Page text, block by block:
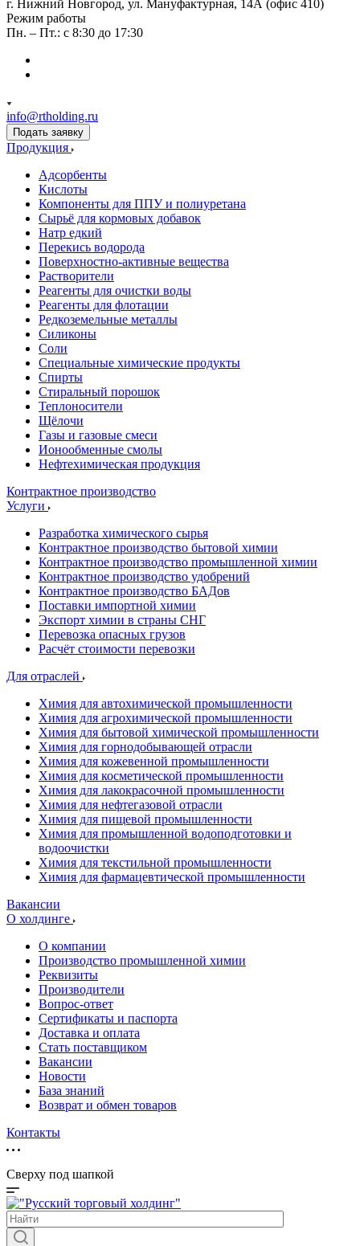
г. Нижний Новгород, ул. Мануфактурная, 14А (офис 410)
Режим работы
Пн. – Пт.: с 8:30 до 17:30
info@rtholding.ru
Подать заявку
Продукция
Адсорбенты
Кислоты
Компоненты для ППУ и полиуретана
Сырьё для кормовых добавок
Натр едкий
Перекись водорода
Поверхностно-активные вещества
Растворители
Реагенты для очистки воды
Реагенты для флотации
Редкоземельные металлы
Силиконы
Соли
Специальные химические продукты
Спирты
Стиральный порошок
Теплоносители
Щёлочи
Газы и газовые смеси
Ионообменные смолы
Нефтехимическая продукция
Контрактное производство
Услуги
Разработка химического сырья
Контрактное производство бытовой химии
Контрактное производство промышленной химии
Контрактное производство удобрений
Контрактное производство БАДов
Поставки импортной химии
Экспорт химии в страны СНГ
Перевозка опасных грузов
Расчёт стоимости перевозки
Для отраслей
Химия для автохимической промышленности
Химия для агрохимической промышленности
Химия для бытовой химической промышленности
Химия для горнодобывающей отрасли
Химия для кожевенной промышленности
Химия для косметической промышленности
Химия для лакокрасочной промышленности
Химия для нефтегазовой отрасли
Химия для пищевой промышленности
Химия для промышленной водоподготовки и
водоочистки
Химия для текстильной промышленности
Химия для фармацевтической промышленности
Вакансии
О холдинге
О компании
Производство промышленной химии
Реквизиты
Производители
Вопрос-ответ
Сертификаты и паспорта
Доставка и оплата
Стать поставщиком
Вакансии
Новости
База знаний
Возврат и обмен товаров
Контакты
Сверху под шапкой